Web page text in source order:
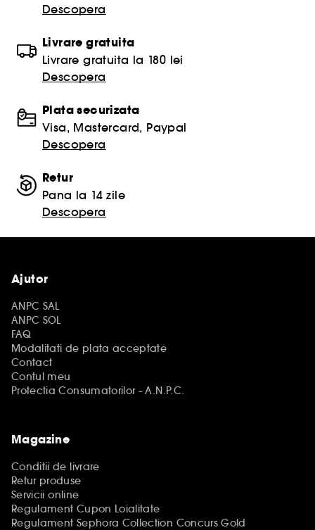
Descopera
Livrare gratuita
Livrare gratuita la 180 lei
Descopera
Plata securizata
Visa, Mastercard, Paypal
Descopera
Retur
Pana la 14 zile
Descopera
Ajutor
ANPC SAL
ANPC SOL
FAQ
Modalitati de plata acceptate
Contact
Contul meu
Protectia Consumatorilor - A.N.P.C.
Magazine
Conditii de livrare
Retur produse
Servicii online
Regulament Cupon Loialitate
Regulament Sephora Collection Concurs Gold